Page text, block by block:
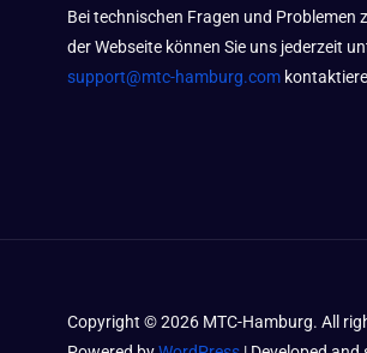
Bei technischen Fragen und Problemen
der Webseite können Sie uns jederzeit
support@mtc-hamburg.com
Copyright ©2026 MTC-Hamburg. All